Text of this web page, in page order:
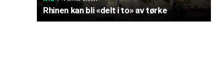
Rhinen kan bli «delt i to» av tørke